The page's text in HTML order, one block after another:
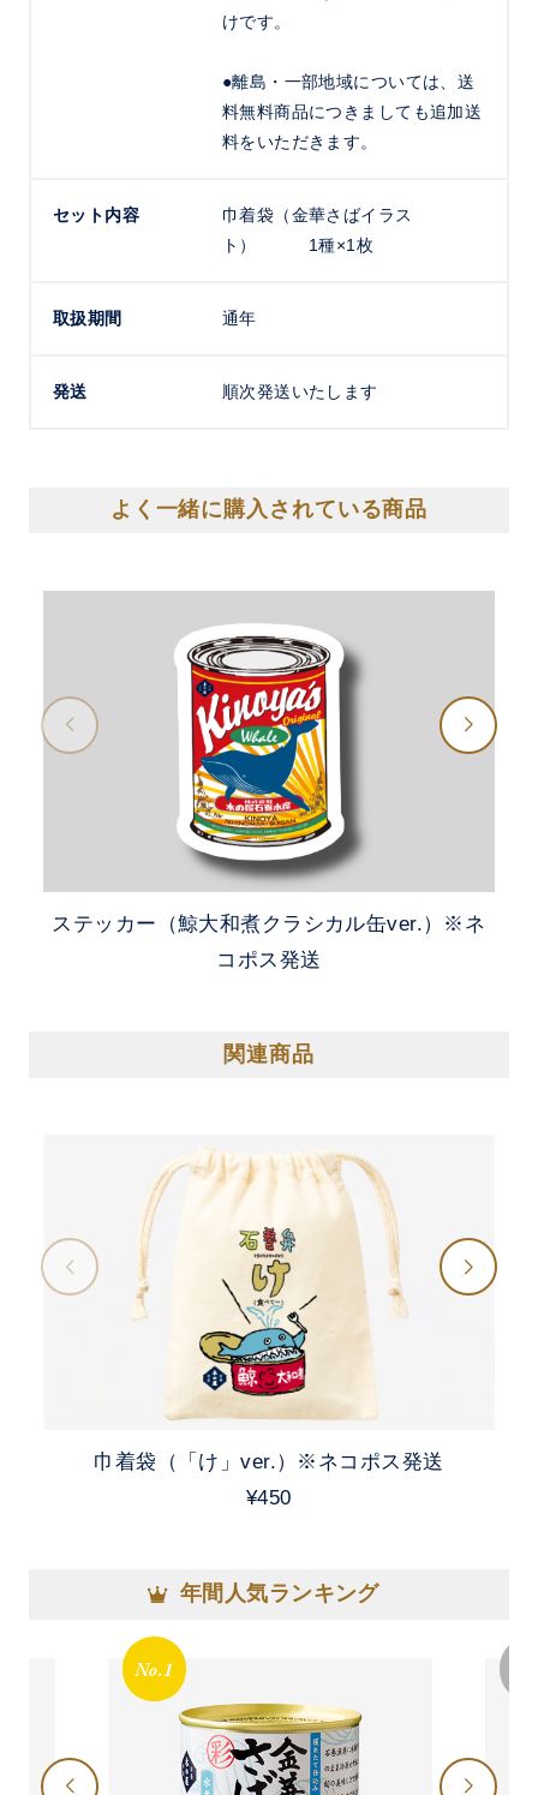
けです。
●離島・一部地域については、送
料無料商品につきましても追加送
料をいただきます。
セット内容
巾着袋（金華さばイラス
ト） 1種×1枚
取扱期間 通年
発送 順次発送いたします
よく一緒に購入されている商品
ステッカー（鯨大和煮クラシカル缶ver.）※ネ
コポス発送
関連商品
巾着袋（「け」ver.）※ネコポス発送
¥450
年間人気ランキング
No.1